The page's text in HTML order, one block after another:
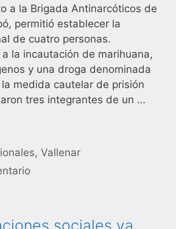
a la Brigada Antinarcóticos de
permitió establecer la
de cuatro personas.
la incautación de marihuana,
y una droga denominada
medida cautelar de prisión
tres integrantes de un …
,Vallenar
sociales ya